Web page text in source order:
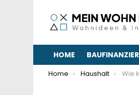
HOME
You are here:
Home Haushalt Wie kann